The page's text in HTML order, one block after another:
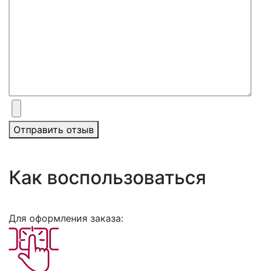
Отправить отзыв
Как воспользоваться
Для оформления заказа: